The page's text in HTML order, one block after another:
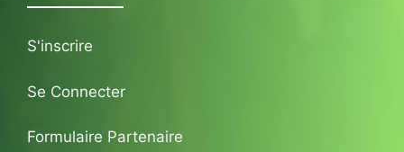
S'inscrire
Se Connecter
Formulaire Partenaire